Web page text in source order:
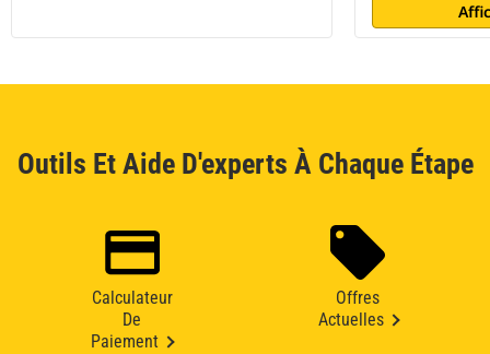
Outils Et Aide D'experts À Chaque Étape
Calculateur
De
Paiement
Offres
Actuelles